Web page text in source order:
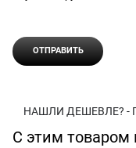
НАШЛИ ДЕШЕВЛЕ? -
С этим товаром